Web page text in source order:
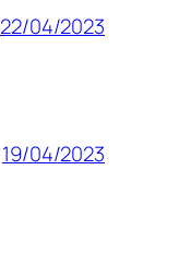
22/04/2023
19/04/2023